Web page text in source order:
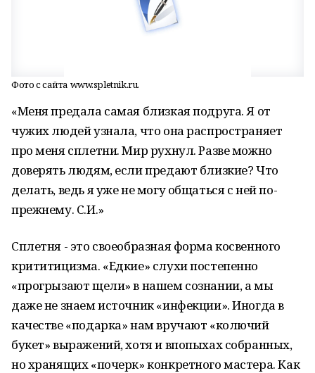
Фото с сайта www.spletnik.ru.
«Меня предала самая близкая подруга. Я от
чужих людей узнала, что она распространяет
про меня сплетни. Мир рухнул. Разве можно
доверять людям, если предают близкие? Что
делать, ведь я уже не могу общаться с ней по-
прежнему. С.И.»
Сплетня - это своеобразная форма косвенного
крититицизма. «Едкие» слухи постепенно
«прогрызают щели» в нашем сознании, а мы
даже не знаем источник «инфекции». Иногда в
качестве «подарка» нам вручают «колючий
букет» выражений, хотя и впопыхах собранных,
но хранящих «почерк» конкретного мастера. Как